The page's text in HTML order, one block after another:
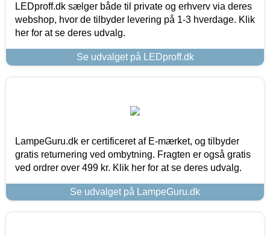
LEDproff.dk sælger både til private og erhverv via deres
webshop, hvor de tilbyder levering på 1-3 hverdage. Klik
her for at se deres udvalg.
Se udvalget på LEDproff.dk
LampeGuru.dk er certificeret af E-mærket, og tilbyder
gratis returnering ved ombytning. Fragten er også gratis
ved ordrer over 499 kr. Klik her for at se deres udvalg.
Se udvalget på LampeGuru.dk